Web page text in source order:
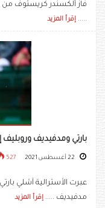
فاز ألكسندر كريستوف من
..... إقرأ المزيد
بارتي ومدفيديف
527
عبرت الأسترالية آشلي
مدفيديف ..... إقرأ المزيد